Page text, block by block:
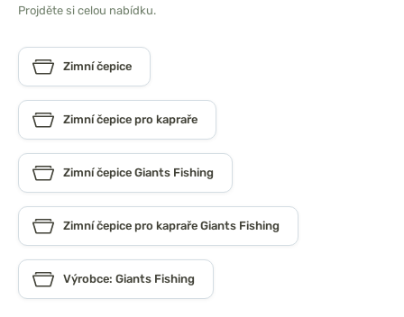
Projděte si celou nabídku.
Zimní čepice
Zimní čepice pro kapraře
Zimní čepice Giants Fishing
Zimní čepice pro kapraře Giants Fishing
Výrobce: Giants Fishing